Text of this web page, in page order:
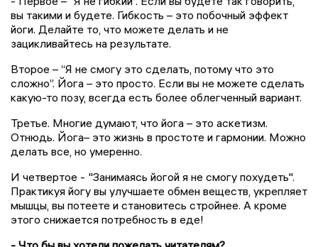
вы такими и будете. Гибкость – это побочный эффект
йоги. Делайте то, что можете делать и не
зацикливайтесь на результате.
Второе – “Я не смогу это сделать, потому что это
сложно”. Йога – это просто. Если вы не можете сделать
какую-то позу, всегда есть более облегченный вариант.
Третье. Многие думают, что йога – это аскетизм.
Отнюдь. Йога– это жизнь в простоте и гармонии. Можно
делать все, но умеренно.
И четвертое - "Занимаясь йогой я не смогу похудеть".
Практикуя йогу вы улучшаете обмен веществ, укрепляет
мышцы, вы потеете и становитесь стройнее. А кроме
этого снижается потребность в еде!